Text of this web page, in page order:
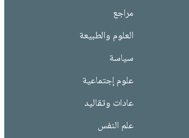
مراجع
العلوم والطبيعة
سياسة
علوم إجتماعية
عادات وتقاليد
علم النفس